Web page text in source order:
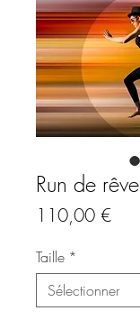
Run de rêve
110,00 €Prix
Taille *